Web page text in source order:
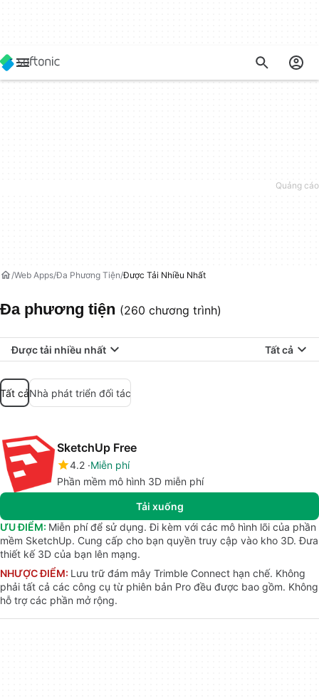
Web Apps Đa Phương Tiện Được Tải Nhiều Nhất
Đa phương tiện (260 chương trình)
Được tải nhiều nhất Tất cả
Tất cảNhà phát triển đối tác
SketchUp Free
4.2 Miễn phí
Phần mềm mô hình 3D miễn phí
Tải xuống
ƯU ĐIỂM: Miễn phí để sử dụng. Đi kèm với các mô hình lõi của phần
mềm SketchUp. Cung cấp cho bạn quyền truy cập vào kho 3D. Đưa
thiết kế 3D của bạn lên mạng.
NHƯỢC ĐIỂM: Lưu trữ đám mây Trimble Connect hạn chế. Không
phải tất cả các công cụ từ phiên bản Pro đều được bao gồm. Không
hỗ trợ các phần mở rộng.